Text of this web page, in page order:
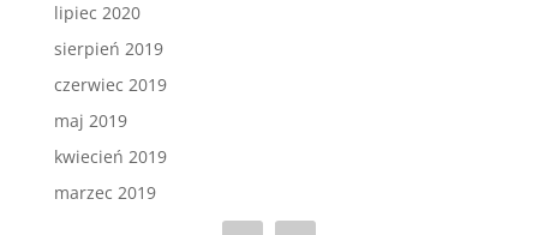
lipiec 2020
sierpień 2019
czerwiec 2019
maj 2019
kwiecień 2019
marzec 2019